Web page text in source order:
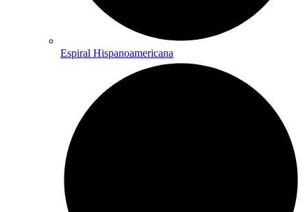
Espiral Hispanoamericana